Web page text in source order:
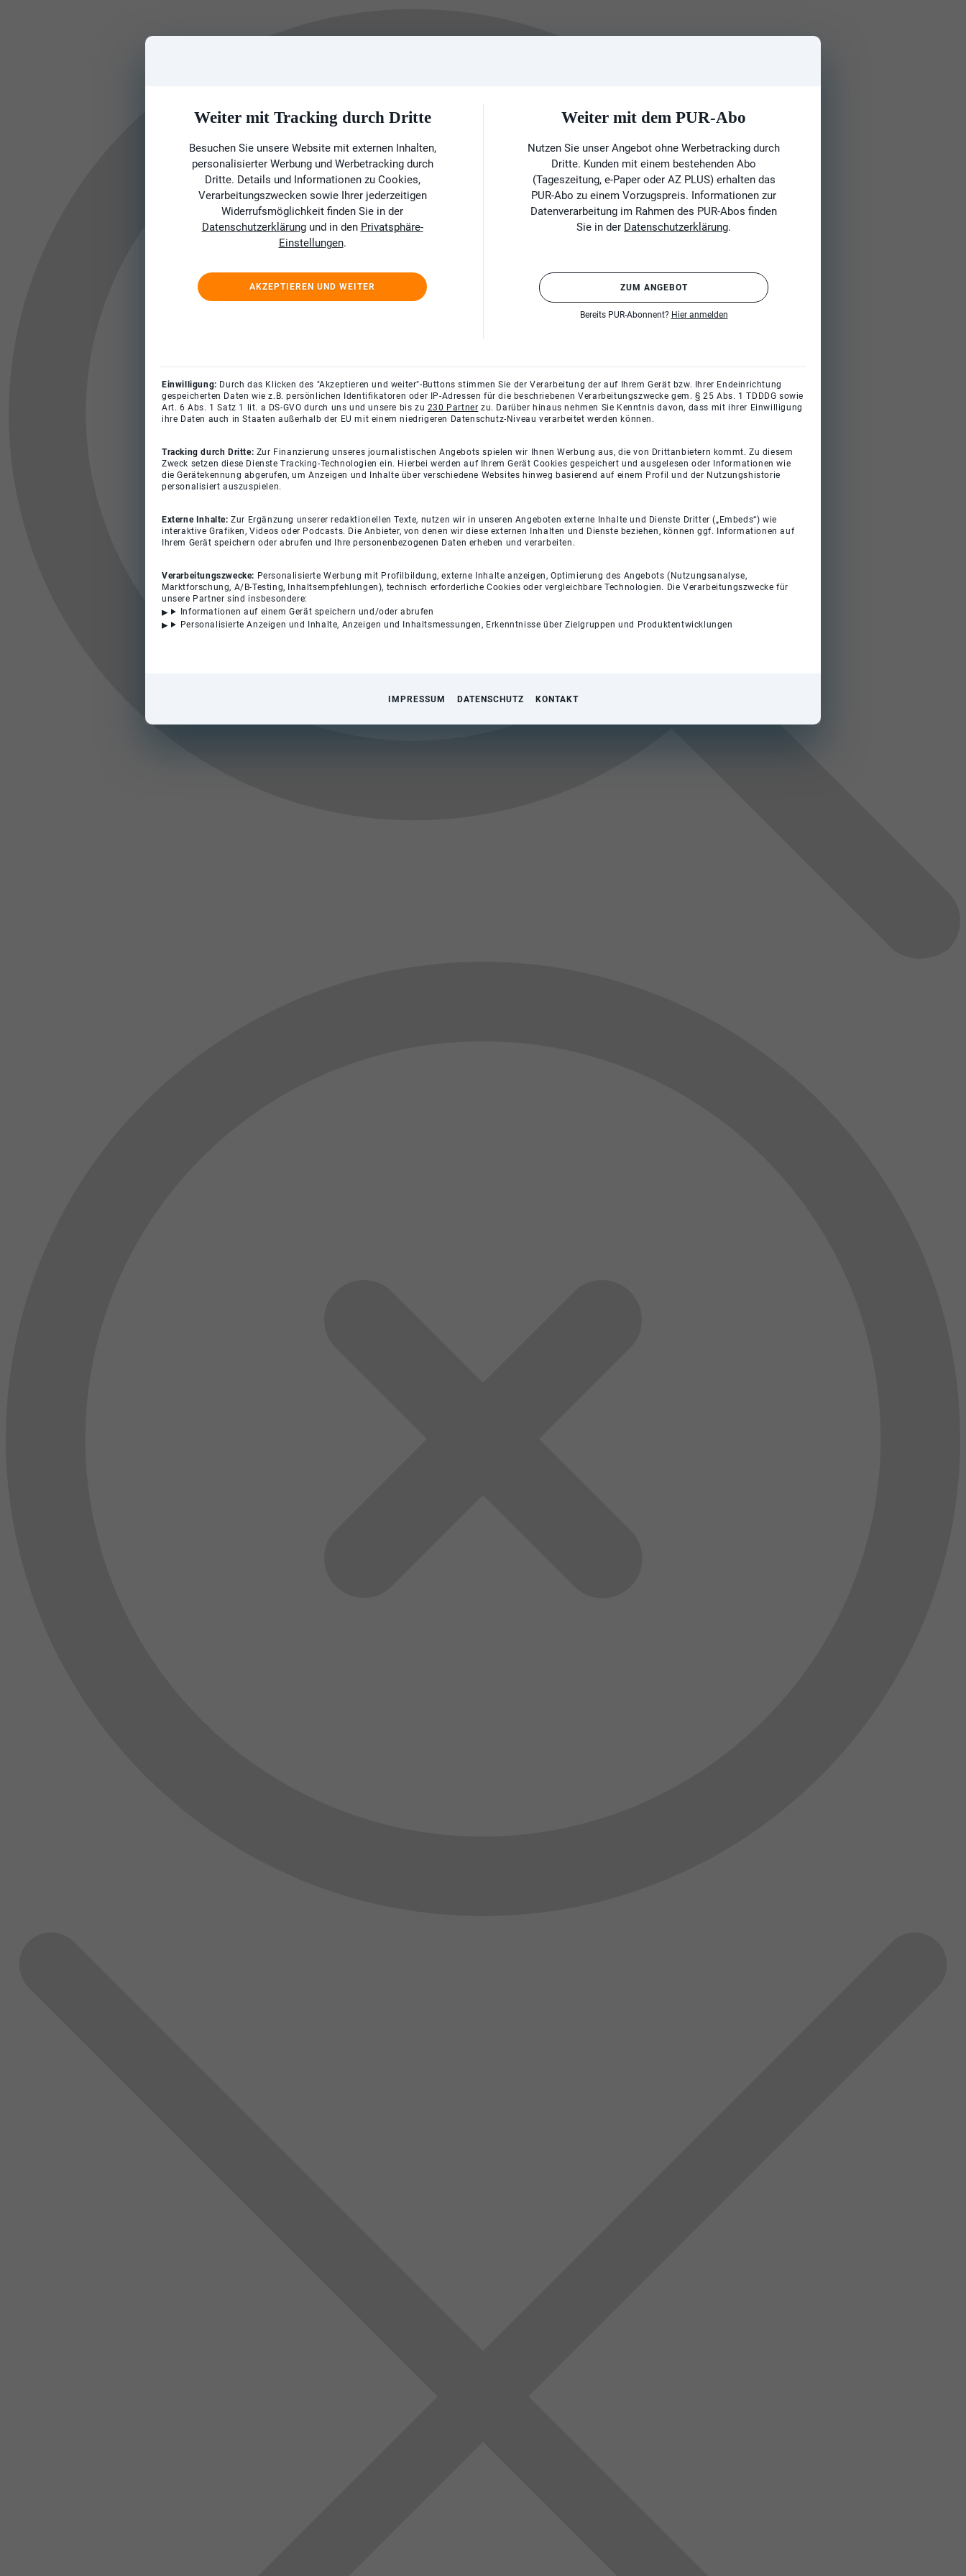
Weiter mit Tracking durch Dritte
Besuchen Sie unsere Website mit externen Inhalten,
personalisierter Werbung und Werbetracking durch
Dritte. Details und Informationen zu Cookies,
Verarbeitungszwecken sowie Ihrer jederzeitigen
Widerrufsmöglichkeit finden Sie in der
Datenschutzerklärungund in den Privatsphäre-
Einstellungen.
AKZEPTIEREN UND WEITER
Weiter mit dem PUR-Abo
Nutzen Sie unser Angebot ohne Werbetracking durch
Dritte. Kunden mit einem bestehenden Abo
(Tageszeitung, e-Paper oder AZ PLUS) erhalten das
PUR-Abo zu einem Vorzugspreis. Informationen zur
Datenverarbeitung im Rahmen des PUR-Abos finden
Sie in der Datenschutzerklärung.
ZUM ANGEBOT
Bereits PUR-Abonnent? Hier anmelden
Einwilligung: Durch das Klicken des "Akzeptieren und weiter"-Buttons stimmen Sie der Verarbeitung der auf Ihrem Gerät bzw. Ihrer Endeinrichtung
gespeicherten Daten wie z.B. persönlichen Identifikatoren oder IP-Adressen für die beschriebenen Verarbeitungszwecke gem. § 25 Abs. 1 TDDDG sowie
Art. 6 Abs. 1 Satz 1 lit. a DS-GVO durch uns und unsere bis zu 230 Partner zu. Darüber hinaus nehmen Sie Kenntnis davon, dass mit ihrer Einwilligung
ihre Daten auch in Staaten außerhalb der EU mit einem niedrigeren Datenschutz-Niveau verarbeitet werden können.
Tracking durch Dritte: Zur Finanzierung unseres journalistischen Angebots spielen wir Ihnen Werbung aus, die von Drittanbietern kommt. Zu diesem
Zweck setzen diese Dienste Tracking-Technologien ein. Hierbei werden auf Ihrem Gerät Cookies gespeichert und ausgelesen oder Informationen wie
die Gerätekennung abgerufen, um Anzeigen und Inhalte über verschiedene Websites hinweg basierend auf einem Profil und der Nutzungshistorie
personalisiert auszuspielen.
Externe Inhalte:Zur Ergänzung unserer redaktionellen Texte, nutzen wir in unseren Angeboten externe Inhalte und Dienste Dritter („Embeds“) wie
interaktive Grafiken, Videos oder Podcasts. Die Anbieter, von denen wir diese externen Inhalten und Dienste beziehen, können ggf. Informationen auf
Ihrem Gerät speichern oder abrufen und Ihre personenbezogenen Daten erheben und verarbeiten.
Verarbeitungszwecke: Personalisierte Werbung mit Profilbildung, externe Inhalte anzeigen, Optimierung des Angebots (Nutzungsanalyse,
Marktforschung, A/B-Testing, Inhaltsempfehlungen), technisch erforderliche Cookies oder vergleichbare Technologien. Die Verarbeitungszwecke für
unsere Partner sind insbesondere:
Informationen auf einem Gerät speichern und/oder abrufen
Personalisierte Anzeigen und Inhalte, Anzeigen und Inhaltsmessungen, Erkenntnisse über Zielgruppen und Produktentwicklungen
IMPRESSUM DATENSCHUTZ KONTAKT